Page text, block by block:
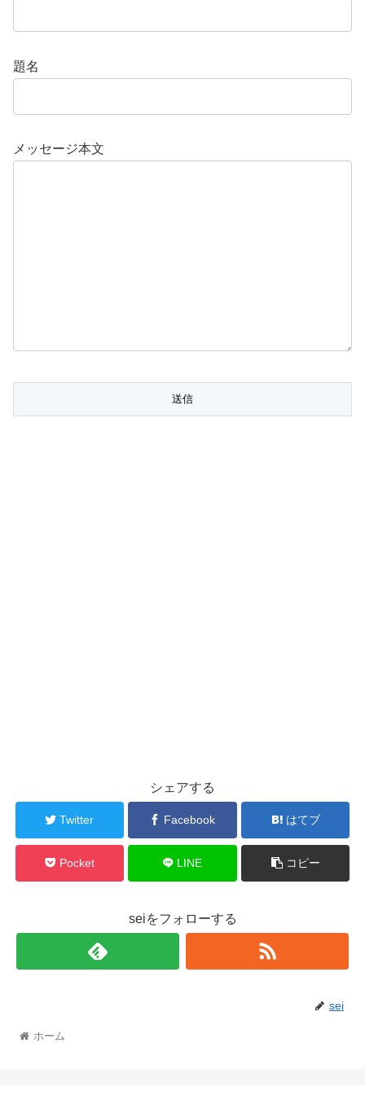
題名
メッセージ本文
シェアする
Twitter Facebook はてブ
Pocket LINE コピー
seiをフォローする
sei
ホーム